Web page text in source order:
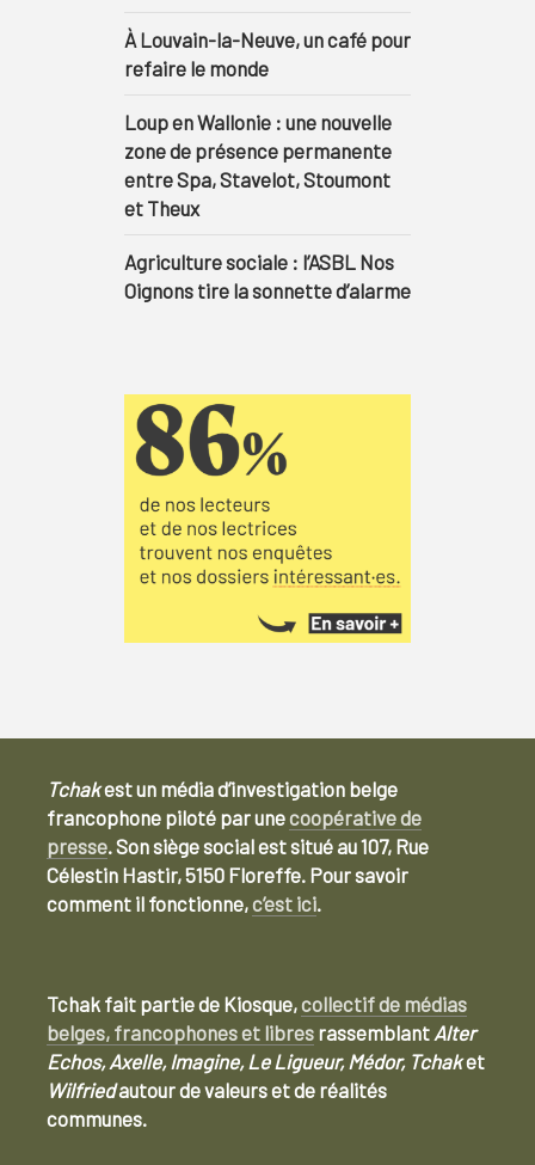
À Louvain-la-Neuve, un café pour
refaire le monde
Loup en Wallonie : une nouvelle
zone de présence permanente
entre Spa, Stavelot, Stoumont
et Theux
Agriculture sociale : l’ASBL Nos
Oignons tire la sonnette d’alarme
Tchakest un média d’investigation belge
francophone piloté par unecoopérative de
presse. Son siège social est situé au 107, Rue
Célestin Hastir, 5150 Floreffe. Pour savoir
comment il fonctionne,c’est ici.
Tchak fait partie de Kiosque,collectif de médias
belges, francophones et libres rassemblant Alter
Echos, Axelle, Imagine, Le Ligueur, Médor, Tchaket
Wilfriedautour de valeurs et de réalités
communes.